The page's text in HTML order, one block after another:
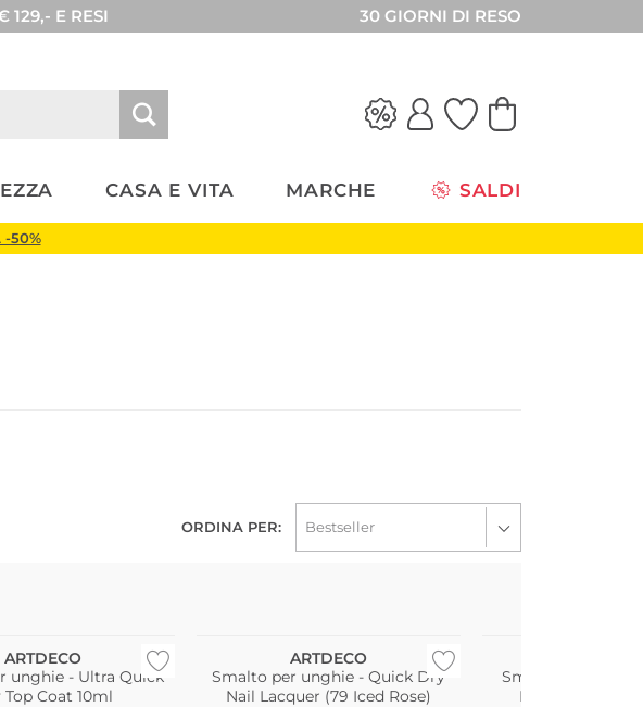
129,- E RESI 30 GIORNI DI RESO
CASA E VITA MARCHE SALDI
-50%
ORDINA PER:
ARTDECO
unghie - Ultra Quick
Top Coat 10ml
ARTDECO
Smalto per unghie - Quick Dry
Nail Lacquer (79 Iced Rose)
Smalto per
Mirror On THE